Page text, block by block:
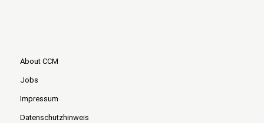
About CCM
Jobs
Impressum
Datenschutzhinweis